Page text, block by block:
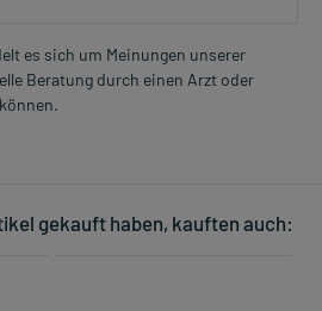
es sich um Meinungen unserer
Beratung durch einen Arzt oder
gekauft haben, kauften auch: